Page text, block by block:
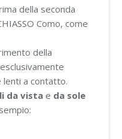
della seconda
Como, come
della
lenti a contatto.
da vista e da sole